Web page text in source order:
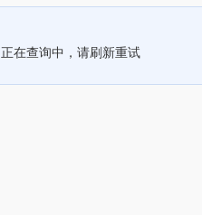
正在查询中，请刷新重试